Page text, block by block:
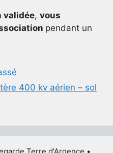
validée, vous
pendant un
400 kv aérien – sol